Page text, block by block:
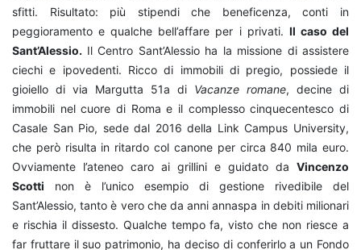
sfitti. Risultato: più stipendi che beneficenza, conti in
peggioramento e qualche bell’affare per i privati. Il caso del
Sant’Alessio. Il Centro Sant’Alessio ha la missione di assistere
ciechi e ipovedenti. Ricco di immobili di pregio, possiede il
gioiello di via Margutta 51a di Vacanze romane, decine di
immobili nel cuore di Roma e il complesso cinquecentesco di
Casale San Pio, sede dal 2016 della Link Campus University,
che però risulta in ritardo col canone per circa 840 mila euro.
Ovviamente l’ateneo caro ai grillini e guidato da Vincenzo
Scotti non è l’unico esempio di gestione rivedibile del
Sant’Alessio, tanto è vero che da anni annaspa in debiti milionari
e rischia il dissesto. Qualche tempo fa, visto che non riesce a
far fruttare il suo patrimonio, ha deciso di conferirlo a un Fondo